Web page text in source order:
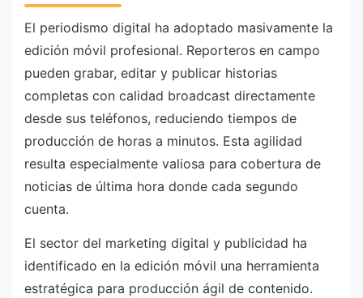
El periodismo digital ha adoptado masivamente la
edición móvil profesional. Reporteros en campo
pueden grabar, editar y publicar historias
completas con calidad broadcast directamente
desde sus teléfonos, reduciendo tiempos de
producción de horas a minutos. Esta agilidad
resulta especialmente valiosa para cobertura de
noticias de última hora donde cada segundo
cuenta.
El sector del marketing digital y publicidad ha
identificado en la edición móvil una herramienta
estratégica para producción ágil de contenido.